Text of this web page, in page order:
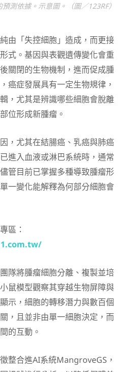
測依據。示意圖。（圖／123RF）
由「失控細胞」造成，而更接
式。基因與表觀遺傳變化會重
關閉的生物機制，進而促成腫
癌症發展具有一定生物規律，
，尤其是辨識哪些細胞會脫離
位形成新腫瘤。
，尤其在結腸癌、乳癌與肺癌
進入血液或淋巴系統時，通常
管目前已掌握多種導致腫瘤形
一變化能解釋為何部分細胞會
區：
隊將腫瘤細胞分離、複製並培
鼠模型觀察其穿越生物屏障與
示，細胞的轉移潛力與數百個
，且並非由單一細胞決定，而
的互動。
整合進AI系統MangroveGS，